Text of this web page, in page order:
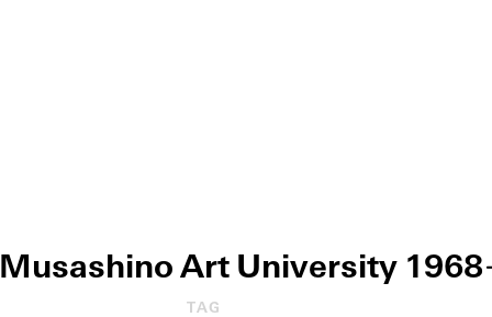
Art University 19
TAG